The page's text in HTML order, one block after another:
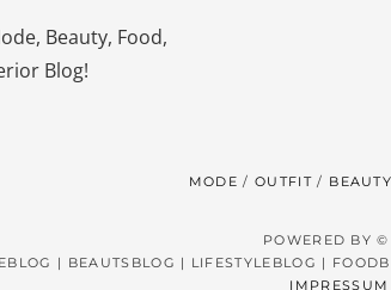
Beauty, Food,
Blog!
MODE OUTFIT BEAUTY
POWERED BY
| BEAUTSBLOG | LIFESTYLEBLOG |
IMPRESSUM